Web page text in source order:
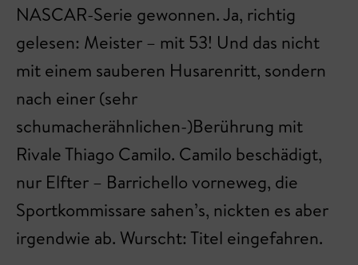
NASCAR-Serie gewonnen. Ja, richtig
gelesen: Meister – mit 53! Und das nicht
mit einem sauberen Husarenritt, sondern
nach einer (sehr
schumacherähnlichen-)Berührung mit
Rivale Thiago Camilo. Camilo beschädigt,
nur Elfter – Barrichello vorneweg, die
Sportkommissare sahen’s, nickten es aber
irgendwie ab. Wurscht: Titel eingefahren.